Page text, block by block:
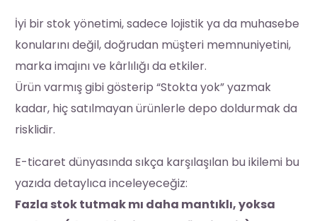
İyi bir stok yönetimi, sadece lojistik ya da muhasebe
konularını değil, doğrudan müşteri memnuniyetini,
marka imajını ve kârlılığı da etkiler.
Ürün varmış gibi gösterip “Stokta yok” yazmak
kadar, hiç satılmayan ürünlerle depo doldurmak da
risklidir.
E-ticaret dünyasında sıkça karşılaşılan bu ikilemi bu
yazıda detaylıca inceleyeceğiz:
Fazla stok tutmak mı daha mantıklı, yoksa